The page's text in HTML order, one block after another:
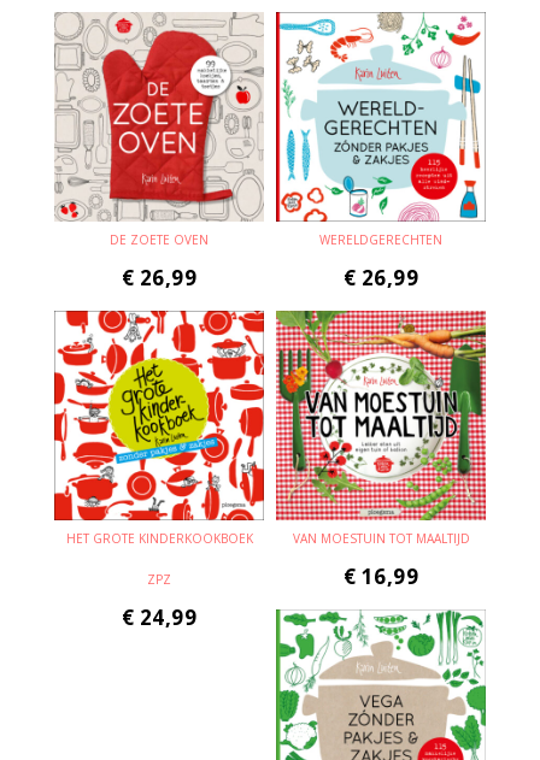
DE ZOETE OVEN
€ 26,99
WERELDGERECHTEN
€ 26,99
HET GROTE KINDERKOOKBOEK
ZPZ
€ 24,99
VAN MOESTUIN TOT MAALTIJD
€ 16,99